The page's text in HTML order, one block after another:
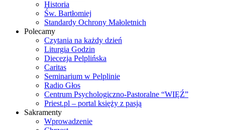
Historia
Św. Bartłomiej
Standardy Ochrony Małoletnich
Polecamy
Czytania na każdy dzień
Liturgia Godzin
Diecezja Pelplińska
Caritas
Seminarium w Pelplinie
Radio Głos
Centrum Psychologiczno-Pastoralne “WIĘŹ”
Priest.pl – portal księży z pasją
Sakramenty
Wprowadzenie